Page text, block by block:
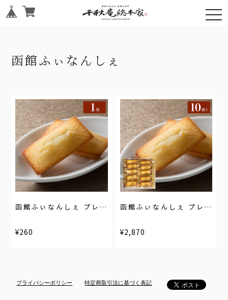
オリジナルグッズ
函館千秋庵総本家について
のし・ご贈答品について
送料について
よくある質問
お問い合わせ
函館ふぃなんしぇ
函館ふぃなんしぇ プレーン【1個】
¥260
函館ふぃなんしぇ プレーン【10個箱入】
¥2,870
プライバシーポリシー 特定商取引法に基づく表記